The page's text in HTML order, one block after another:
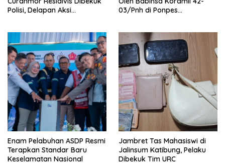
Polisi, Delapan Aksi
03/Pnh di Ponpes
Enam Pelabuhan ASDP Resmi
Terapkan Standar Baru
Keselamatan Nasional
Jambret Tas Mahasiswi di
Jalinsum Katibung, Pelaku
Dibekuk Tim URC